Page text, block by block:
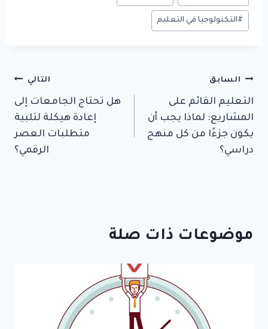
#التكنولوجيا في التعليم
تصفّح
المقالات
السابق
التعليم القائم على
المشاريع: لماذا يجب أن
يكون جزءًا من كل منهج
دراسي؟
التالي
هل تحتاج الجامعات إلى
إعادة هيكلة لتلبية
متطلبات العصر
الرقمي؟
موضوعات ذات صلة